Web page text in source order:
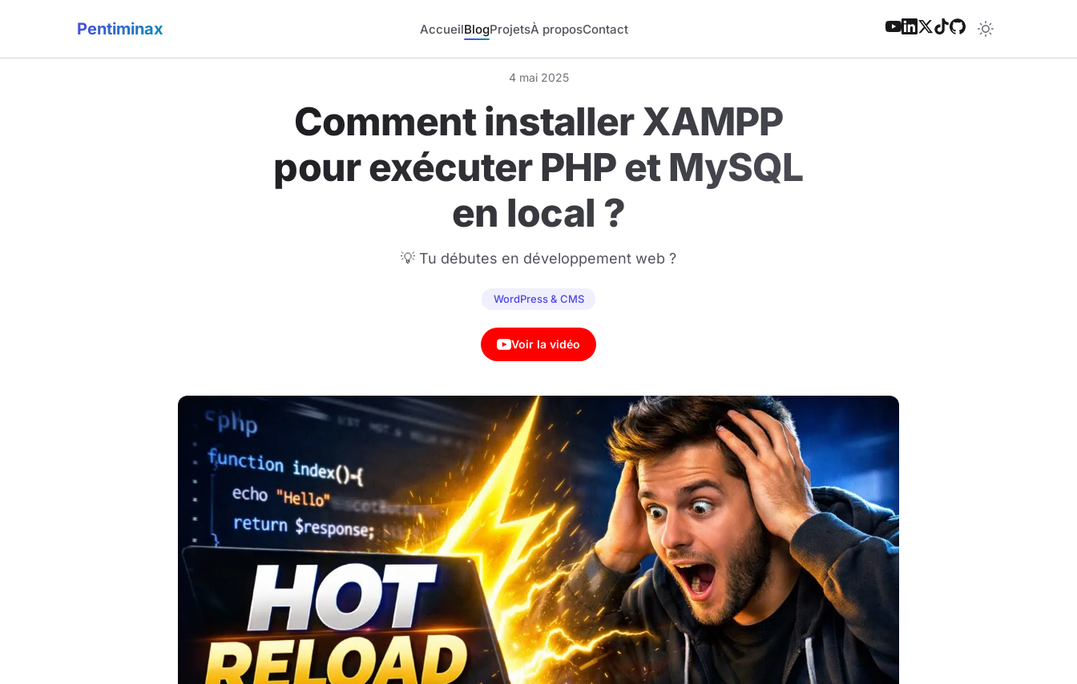
Pentiminax AccueilBlogProjetsÀ proposContact
4 mai 2025
Comment installer XAMPP
pour exécuter PHP et MySQL
en local ?
💡 Tu débutes en développement web ?
WordPress & CMS
Voir la vidéo